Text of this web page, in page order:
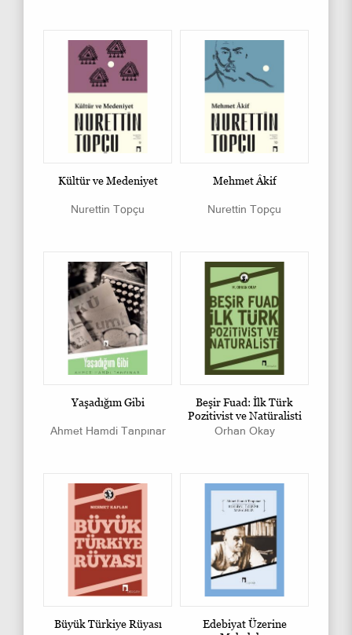
Kültür ve Medeniyet
Nurettin Topçu
Mehmet Âkif
Nurettin Topçu
Yaşadığım Gibi
Ahmet Hamdi Tanpınar
Beşir Fuad: İlk Türk
Pozitivist ve Natüralisti
Orhan Okay
Büyük Türkiye Rüyası
Edebiyat Üzerine